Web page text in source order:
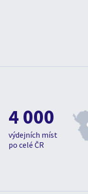
4 000
výdejních míst
po celé ČR